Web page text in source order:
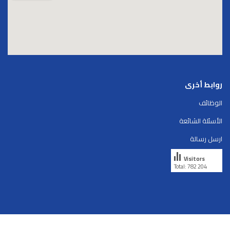
روابط أخرى
الوظائف
الأسئلة الشائعة
ارسل رسالة
Total: 782 204
Visitors